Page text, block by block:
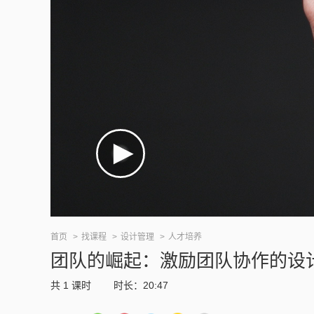
首页 找课程 设计管理 人才培养
团队的崛起：激励团队协作的设
共 1 课时 时长：20:47